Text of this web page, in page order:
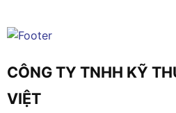
CÔNG TY TNHH KỸ
VIỆT